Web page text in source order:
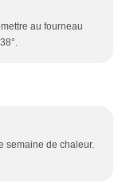
au fourneau
semaine de chaleur.